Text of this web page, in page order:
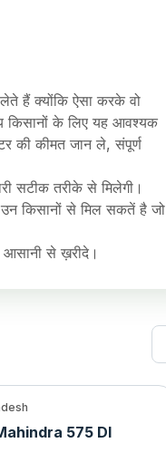
हैं क्योंकि ऐसा करके वो
किसानों के लिए यह आवश्यक
की कीमत जान ले, संपूर्ण
सटीक तरीके से मिलेगी।
किसानों से मिल सकतें है जो
से ख़रीदे।
575 DI